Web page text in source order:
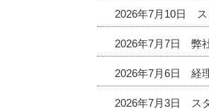
2026年7月10日 ス
2026年7月7日 弊
2026年7月6日 経
2026年7月3日 ス